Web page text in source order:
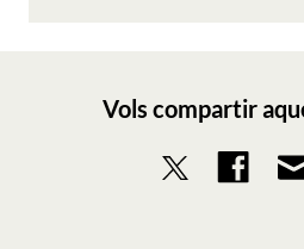
Vols compartir